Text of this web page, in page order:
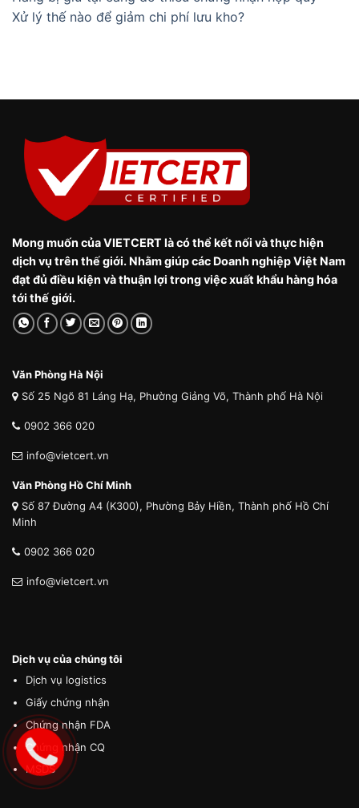
Xử lý thế nào để giảm chi phí lưu kho?
Mong muốn của VIETCERT là có thể kết nối và thực hiện
dịch vụ trên thế giới. Nhằm giúp các Doanh nghiệp Việt Nam
đạt đủ điều kiện và thuận lợi trong việc xuất khẩu hàng hóa
tới thế giới.
Văn Phòng Hà Nội
Số 25 Ngõ 81 Láng Hạ, Phường Giảng Võ, Thành phố Hà Nội
0902 366 020
info@vietcert.vn
Văn Phòng Hồ Chí Minh
Số 87 Đường A4 (K300), Phường Bảy Hiền, Thành phố Hồ Chí
Minh
0902 366 020
info@vietcert.vn
Dịch vụ của chúng tôi
Dịch vụ logistics
Giấy chứng nhận
Chứng nhận FDA
Chứng nhận CQ
MSDS